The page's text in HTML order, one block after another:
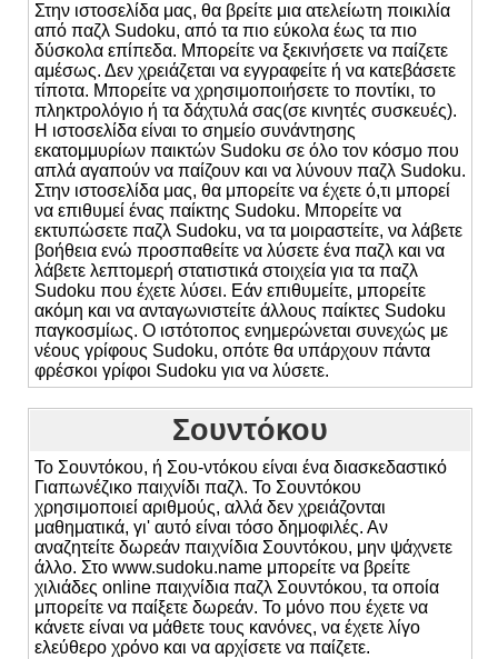
Στην ιστοσελίδα μας, θα βρείτε μια ατελείωτη ποικιλία
από παζλ Sudoku, από τα πιο εύκολα έως τα πιο
δύσκολα επίπεδα. Μπορείτε να ξεκινήσετε να παίζετε
αμέσως. Δεν χρειάζεται να εγγραφείτε ή να κατεβάσετε
τίποτα. Μπορείτε να χρησιμοποιήσετε το ποντίκι, το
πληκτρολόγιο ή τα δάχτυλά σας(σε κινητές συσκευές).
Η ιστοσελίδα είναι το σημείο συνάντησης
εκατομμυρίων παικτών Sudoku σε όλο τον κόσμο που
απλά αγαπούν να παίζουν και να λύνουν παζλ Sudoku.
Στην ιστοσελίδα μας, θα μπορείτε να έχετε ό,τι μπορεί
να επιθυμεί ένας παίκτης Sudoku. Μπορείτε να
εκτυπώσετε παζλ Sudoku, να τα μοιραστείτε, να λάβετε
βοήθεια ενώ προσπαθείτε να λύσετε ένα παζλ και να
λάβετε λεπτομερή στατιστικά στοιχεία για τα παζλ
Sudoku που έχετε λύσει. Εάν επιθυμείτε, μπορείτε
ακόμη και να ανταγωνιστείτε άλλους παίκτες Sudoku
παγκοσμίως. Ο ιστότοπος ενημερώνεται συνεχώς με
νέους γρίφους Sudoku, οπότε θα υπάρχουν πάντα
φρέσκοι γρίφοι Sudoku για να λύσετε.
Σουντόκου
Το Σουντόκου, ή Σου-ντόκου είναι ένα διασκεδαστικό
Γιαπωνέζικο παιχνίδι παζλ. Το Σουντόκου
χρησιμοποιεί αριθμούς, αλλά δεν χρειάζονται
μαθηματικά, γι' αυτό είναι τόσο δημοφιλές. Αν
αναζητείτε δωρεάν παιχνίδια Σουντόκου, μην ψάχνετε
άλλο. Στο www.sudoku.name μπορείτε να βρείτε
χιλιάδες online παιχνίδια παζλ Σουντόκου, τα οποία
μπορείτε να παίξετε δωρεάν. Το μόνο που έχετε να
κάνετε είναι να μάθετε τους κανόνες, να έχετε λίγο
ελεύθερο χρόνο και να αρχίσετε να παίζετε.